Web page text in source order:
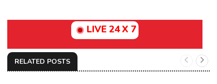
LIVE 24 X 7
RELATED POSTS